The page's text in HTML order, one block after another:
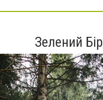
Зелений Бір